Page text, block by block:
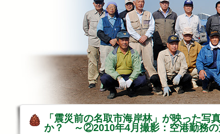
「震災前の名取市海岸林」が映った写
か？ ～②2010年4月撮影：空港勤務の